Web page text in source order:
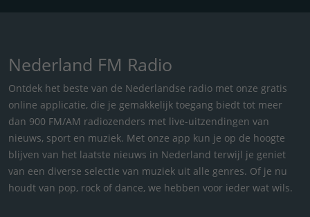
Nederland FM Radio
Ontdek het beste van de Nederlandse radio met onze gratis
online applicatie, die je gemakkelijk toegang biedt tot meer
dan 900 FM/AM radiozenders met live-uitzendingen van
nieuws, sport en muziek. Met onze app kun je op de hoogte
blijven van het laatste nieuws in Nederland terwijl je geniet
van een diverse selectie van muziek uit alle genres. Of je nu
houdt van pop, rock of dance, we hebben voor ieder wat wils.